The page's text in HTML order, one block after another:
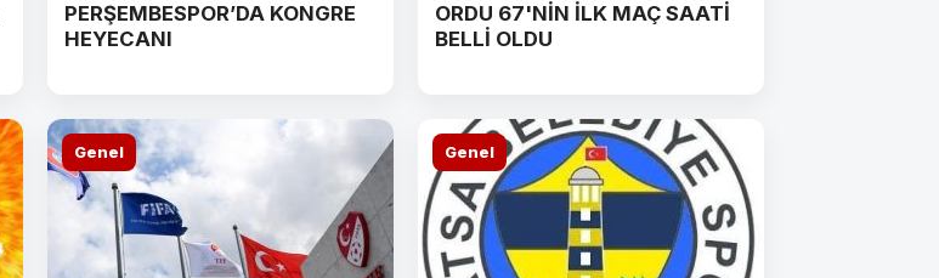
PERŞEMBESPOR’DA KONGRE
HEYECANI
ORDU 67'NİN İLK MAÇ SAATİ
BELLİ OLDU
Genel Genel